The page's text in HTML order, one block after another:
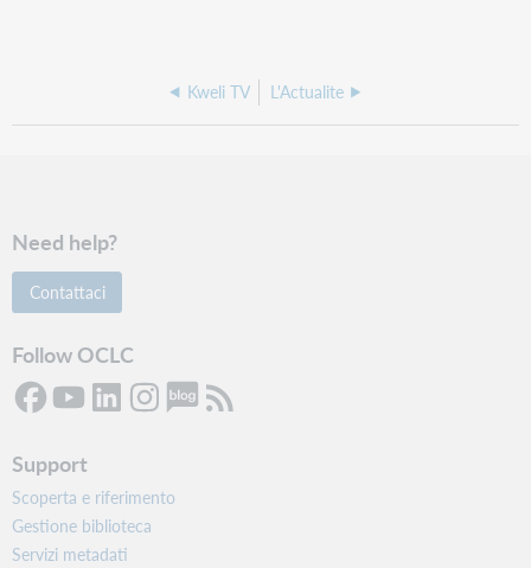
Kweli TV L'Actualite
Need help?
Contattaci
Follow OCLC
Support
Scoperta e riferimento
Gestione biblioteca
Servizi metadati